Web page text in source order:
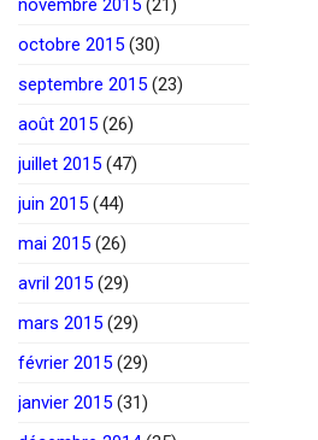
novembre 2015 (21)
octobre 2015 (30)
septembre 2015 (23)
août 2015 (26)
juillet 2015 (47)
juin 2015 (44)
mai 2015 (26)
avril 2015 (29)
mars 2015 (29)
février 2015 (29)
janvier 2015 (31)